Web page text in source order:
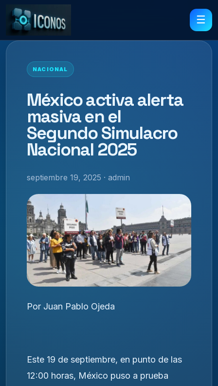
☰
NACIONAL
México activa alerta
masiva en el
Segundo Simulacro
Nacional 2025
septiembre 19, 2025 · admin
Por Juan Pablo Ojeda
Este 19 de septiembre, en punto de las
12:00 horas, México puso a prueba